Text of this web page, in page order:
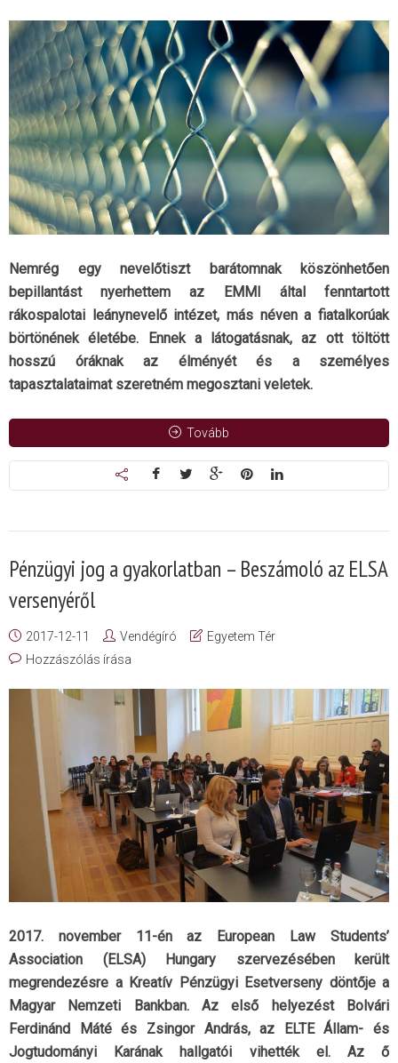
Nemrég egy nevelőtiszt barátomnak köszönhetően
bepillantást nyerhettem az EMMI által fenntartott
rákospalotai leánynevelő intézet, más néven a fiatalkorúak
börtönének életébe. Ennek a látogatásnak, az ott töltött
hosszú óráknak az élményét és a személyes
tapasztalataimat szeretném megosztani veletek.
Tovább
Pénzügyi jog a gyakorlatban – Beszámoló az ELSA
versenyéről
2017-12-11 Vendégíró
Egyetem Tér
Hozzászólás írása
2017. november 11-én az European Law Students’
Association (ELSA) Hungary szervezésében került
megrendezésre a Kreatív Pénzügyi Esetverseny döntője a
Magyar Nemzeti Bankban. Az első helyezést Bolvári
Ferdinánd Máté és Zsingor András, az ELTE Állam- és
Jogtudományi Karának hallgatói vihették el. Az ő